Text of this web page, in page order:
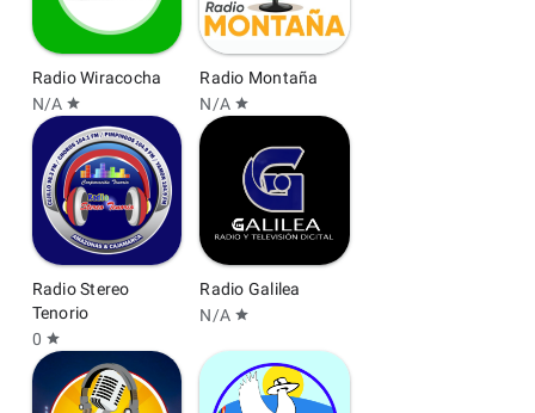
Radio Wiracocha
N/A star
Radio Montaña
N/A star
Radio Stereo
Tenorio
0 star
Radio Galilea
N/A star